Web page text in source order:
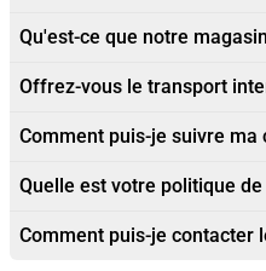
Qu'est-ce que notre
Offrez-vous le transport
Comment puis-je suivre ma
Quelle est votre politique
Comment puis-je contacter